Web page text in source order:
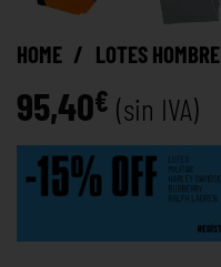
HOME / LOTES HOMBRE
95,40€ (sin IVA)